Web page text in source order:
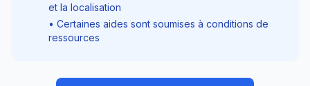
et la localisation
• Certaines aides sont soumises à conditions de
ressources